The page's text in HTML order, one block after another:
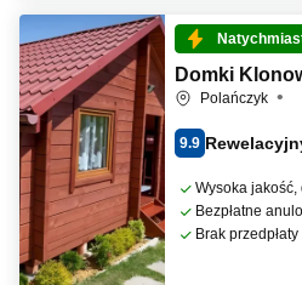
Domki
Polańczyk
9.9
Wysoka
Bezpłatne
Brak przedpłaty